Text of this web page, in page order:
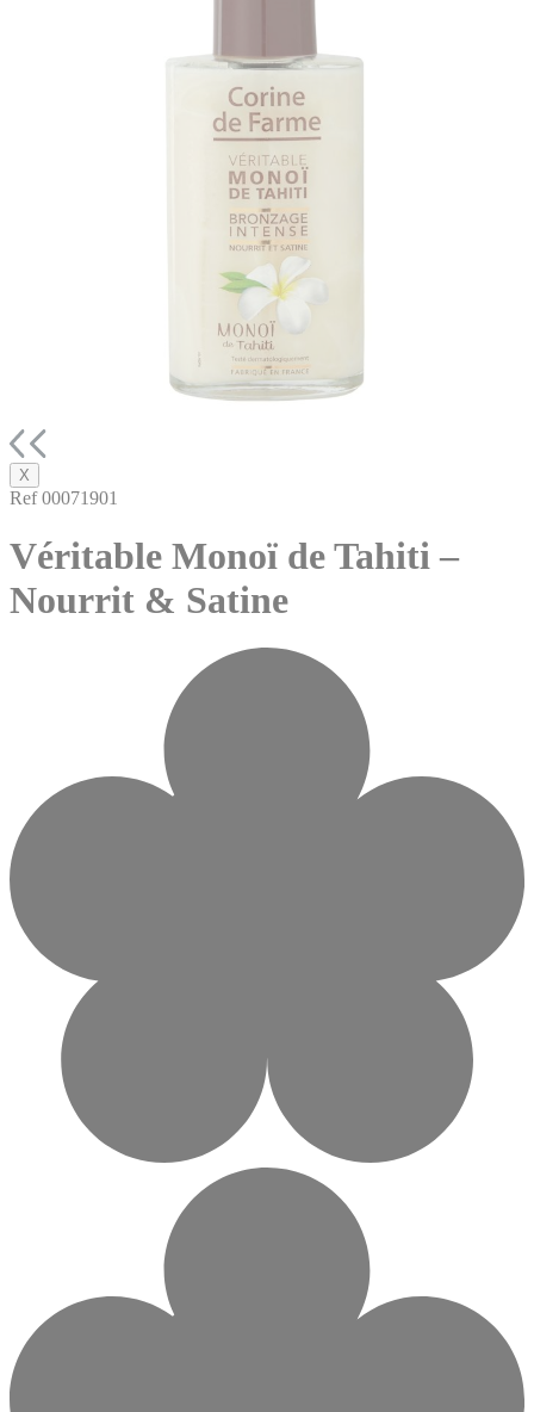
X
Ref 00071901
Véritable Monoï de Tahiti –
Nourrit & Satine